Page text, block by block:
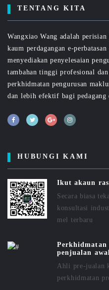
TENTANG KITA
Wangxiao Wang adalah
kaum perdagangan e-
menyediakan penyelesaian
tambahan tinggi profesional
perkhidmatan pengurusan
dan lebih efektif bagi pedagang
HUBUNGI KAMI
Ikut akaun
Secara biasa
konsultasi
mel terbaru
Perkhidmatan
penjualan awal
Ahli pre-jualan
perkhidmatan